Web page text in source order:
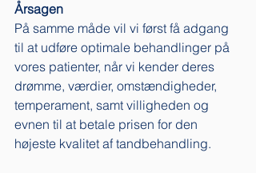
Årsagen
På samme måde vil vi først få adgang
til at udføre optimale behandlinger på
vores patienter, når vi kender deres
drømme, værdier, omstændigheder,
temperament, samt villigheden og
evnen til at betale prisen for den
højeste kvalitet af tandbehandling.